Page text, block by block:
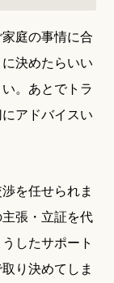
庭の事情に合
決めたらいい
。あとでトラ
アドバイスい
を任せられま
張・立証を代
したサポート
り決めてしま